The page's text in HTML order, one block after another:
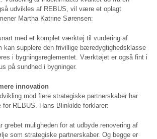
udvikles af REBUS, vil være et oplagt
Martha Katrine Sørensen:
med et komplet værktøj til vurdering af
kan supplere den frivillige bæredygtighedsklasse
i bygningsreglementet. Værktøjet er også fint i
på sundhed i bygninger.
innovation
mod flere strategiske partnerskaber har
REBUS. Hans Blinkilde forklarer:
grebet muligheden for at udbyde renovering af
som strategiske partnerskaber. Og begge er